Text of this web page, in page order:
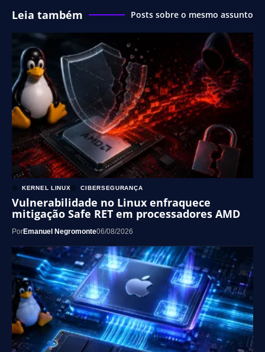
Leia também Posts sobre o mesmo assunto
KERNEL LINUX CIBERSEGURANÇA
Vulnerabilidade no Linux enfraquece
mitigação Safe RET em processadores AMD
PorEmanuel Negromonte06/08/2026